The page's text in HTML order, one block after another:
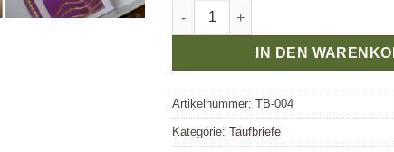
Taufbrief Modern für Mädchen in
IN DEN
Artikelnummer: TB-004
Kategorie: Taufbriefe